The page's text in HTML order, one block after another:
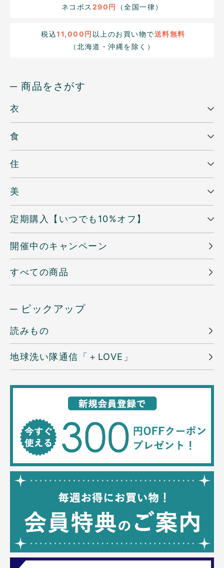
ネコポス 290円 （全国一律）
税込11,000円 以上のお買い物で送料無料
（北海道・沖縄を除く）
─ 商品をさがす
衣
食
住
美
定期購入【いつでも10%オフ】
開催中のキャンペーン
すべての商品
─ ピックアップ
読みもの
地球洗い隊通信「＋LOVE」